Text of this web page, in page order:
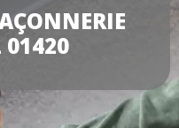
01420